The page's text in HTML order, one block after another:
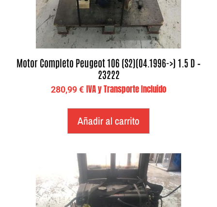
Motor Completo Peugeot 106 (S2)(04.1996->) 1.5 D –
23222
280,99€ IVA y Transporte Incluido
Añadir al carrito